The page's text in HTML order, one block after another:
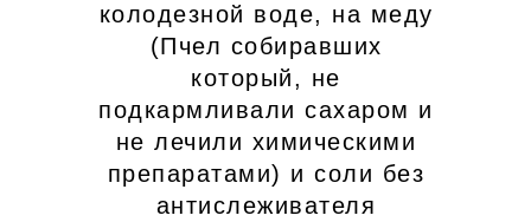
колодезной воде, на меду
(Пчел собиравших
который, не
подкармливали сахаром и
не лечили химическими
препаратами) и соли без
антислеживателя